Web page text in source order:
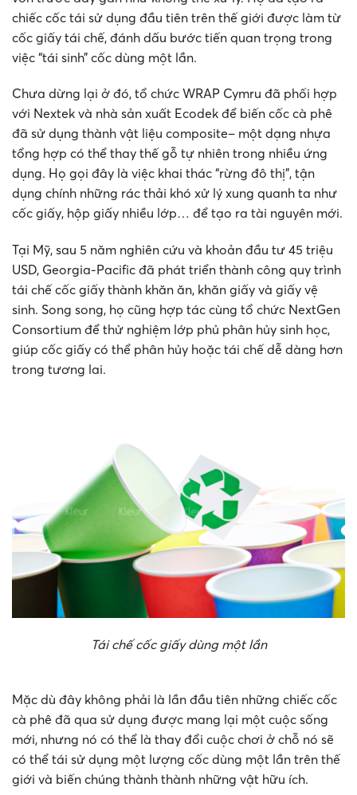
chiếc cốc tái sử dụng đầu tiên trên thế giới được làm từ
cốc giấy tái chế, đánh dấu bước tiến quan trọng trong
việc “tái sinh” cốc dùng một lần.
Chưa dừng lại ở đó, tổ chức WRAP Cymru đã phối hợp
với Nextek và nhà sản xuất Ecodek để biến cốc cà phê
đã sử dụng thành vật liệu composite– một dạng nhựa
tổng hợp có thể thay thế gỗ tự nhiên trong nhiều ứng
dụng. Họ gọi đây là việc khai thác “rừng đô thị”, tận
dụng chính những rác thải khó xử lý xung quanh ta như
cốc giấy, hộp giấy nhiều lớp… để tạo ra tài nguyên mới.
Tại Mỹ, sau 5 năm nghiên cứu và khoản đầu tư 45 triệu
USD, Georgia-Pacific đã phát triển thành công quy trình
tái chế cốc giấy thành khăn ăn, khăn giấy và giấy vệ
sinh. Song song, họ cũng hợp tác cùng tổ chức NextGen
Consortium để thử nghiệm lớp phủ phân hủy sinh học,
giúp cốc giấy có thể phân hủy hoặc tái chế dễ dàng hơn
trong tương lai.
Tái chế cốc giấy dùng một lần
Mặc dù đây không phải là lần đầu tiên những chiếc cốc
cà phê đã qua sử dụng được mang lại một cuộc sống
mới, nhưng nó có thể là thay đổi cuộc chơi ở chỗ nó sẽ
có thể tái sử dụng một lượng cốc dùng một lần trên thế
giới và biến chúng thành thành những vật hữu ích.